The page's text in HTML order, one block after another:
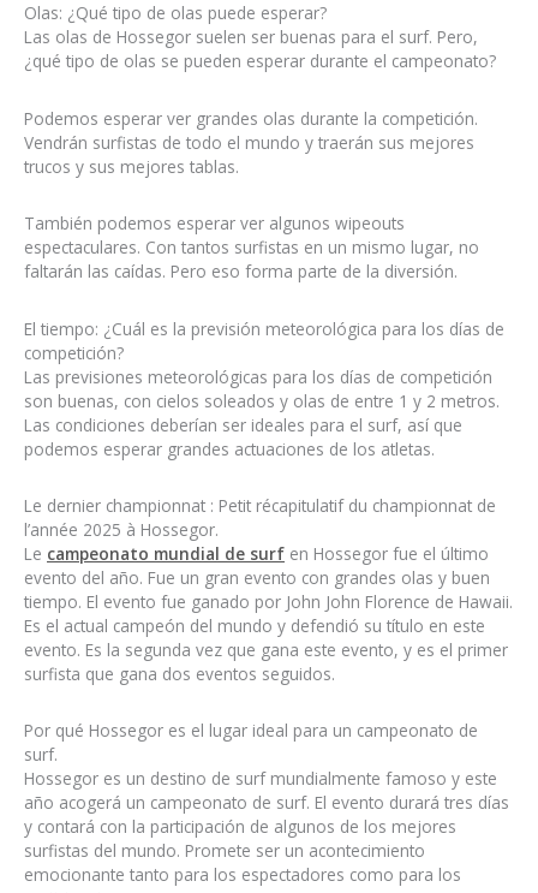
Olas: ¿Qué tipo de olas puede esperar?
Las olas de Hossegor suelen ser buenas para el surf. Pero,
¿qué tipo de olas se pueden esperar durante el campeonato?
Podemos esperar ver grandes olas durante la competición.
Vendrán surfistas de todo el mundo y traerán sus mejores
trucos y sus mejores tablas.
También podemos esperar ver algunos wipeouts
espectaculares. Con tantos surfistas en un mismo lugar, no
faltarán las caídas. Pero eso forma parte de la diversión.
El tiempo: ¿Cuál es la previsión meteorológica para los días de
competición?
Las previsiones meteorológicas para los días de competición
son buenas, con cielos soleados y olas de entre 1 y 2 metros.
Las condiciones deberían ser ideales para el surf, así que
podemos esperar grandes actuaciones de los atletas.
Le dernier championnat : Petit récapitulatif du championnat de
l’année 2025 à Hossegor.
Le campeonato mundial de surf en Hossegor fue el último
evento del año. Fue un gran evento con grandes olas y buen
tiempo. El evento fue ganado por John John Florence de Hawaii.
Es el actual campeón del mundo y defendió su título en este
evento. Es la segunda vez que gana este evento, y es el primer
surfista que gana dos eventos seguidos.
Por qué Hossegor es el lugar ideal para un campeonato de
surf.
Hossegor es un destino de surf mundialmente famoso y este
año acogerá un campeonato de surf. El evento durará tres días
y contará con la participación de algunos de los mejores
surfistas del mundo. Promete ser un acontecimiento
emocionante tanto para los espectadores como para los